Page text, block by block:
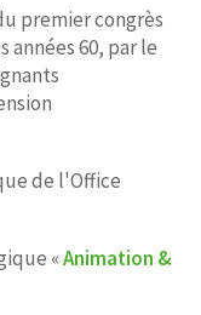
premier congrès
années 60, par le
de l'Office
«Animation &